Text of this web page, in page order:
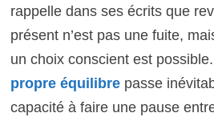
rappelle dans ses écrits que
présent n’est pas une fuite,
un choix conscient est possible.
propre équilibrepasse
capacité à faire une pause